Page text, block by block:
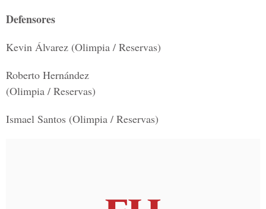
Defensores
Kevin Álvarez (Olimpia / Reservas)
Roberto Hernández
(Olimpia / Reservas)
Ismael Santos (Olimpia / Reservas)